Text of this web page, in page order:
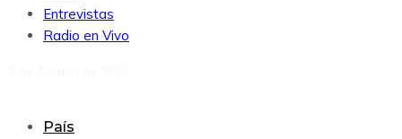
Entrevistas
Radio en Vivo
País